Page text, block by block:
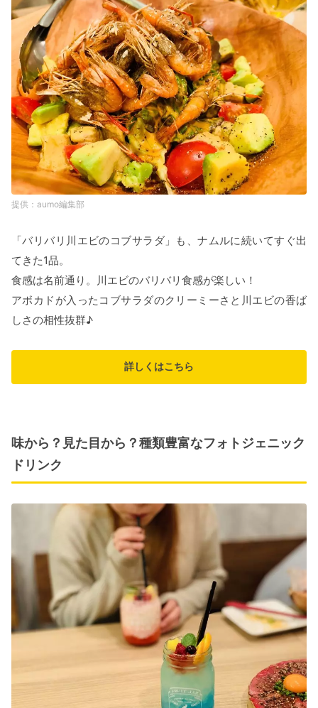
aumo編集部
「バリバリ川エビのコブサラダ」も、ナムルに続いてすぐ出
てきた1品。
食感は名前通り。川エビのバリバリ食感が楽しい！
アボカドが入ったコブサラダのクリーミーさと川エビの香ば
しさの相性抜群♪
詳しくはこちら
味から？見た目から？種類豊富なフォトジェニック
ドリンク